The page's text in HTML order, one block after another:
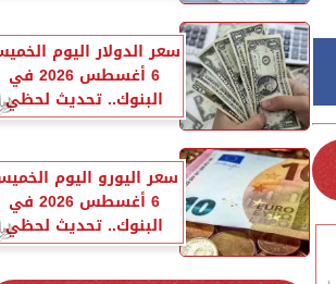
سعر الدولار اليوم
6 أغسطس 2026 في
البنوك.. تحديث لحظي
سعر اليورو اليوم
6 أغسطس 2026 في
البنوك.. تحديث لحظي